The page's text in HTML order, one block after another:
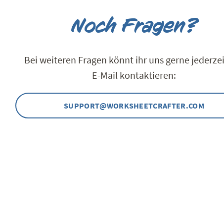
Noch Fragen?
Bei weiteren Fragen könnt ihr uns gerne
E-Mail kontaktieren:
SUPPORT@WORKSHEETCRAFTER.COM